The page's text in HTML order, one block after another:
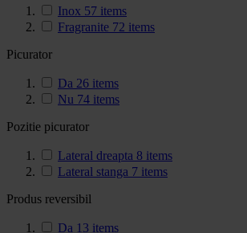
Inox 57 items
Fragranite 72 items
Picurator
Da 26 items
Nu 74 items
Pozitie picurator
Lateral dreapta 8 items
Lateral stanga 7 items
Produs reversibil
Da 13 items